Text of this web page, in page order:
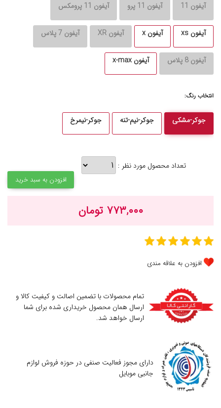
آیفون 11 آیفون 11 پرو آیفون 11 پرومکس
آیفون xs آیفون x آیفون XR آیفون 7 پلاس
آیفون 8 پلاس آیفون x-max
انتخاب رنگ:
جوکر-مشکی جوکر-نیم-تنه جوکر-نیمرخ
تعداد محصول مورد نظر :
افزودن به سبد خرید
۷۷۳,۰۰۰ تومان
افزودن به علاقه مندی
تمام محصولات با تضمین اصالت و کیفیت کالا و
ارسال همان محصول خریداری شده برای شما
ارسال خواهد شد.
دارای مجوز فعالیت صنفی در حوزه فروش لوازم
جانبی موبایل